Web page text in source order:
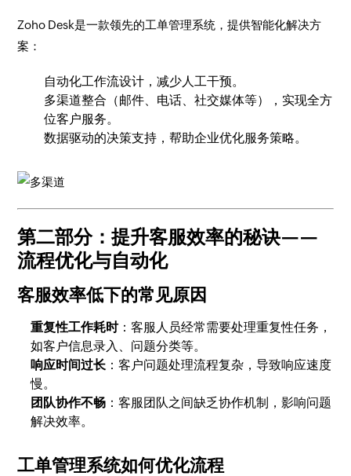
Zoho Desk是一款领先的工单管理系统，提供智能化解决方
案：
自动化工作流设计，减少人工干预。
多渠道整合（邮件、电话、社交媒体等），实现全方
位客户服务。
数据驱动的决策支持，帮助企业优化服务策略。
第二部分：提升客服效率的秘诀——
流程优化与自动化
客服效率低下的常见原因
重复性工作耗时：客服人员经常需要处理重复性任务，
如客户信息录入、问题分类等。
响应时间过长 ：客户问题处理流程复杂，导致响应速度
慢。
团队协作不畅 ：客服团队之间缺乏协作机制，影响问题
解决效率。
工单管理系统如何优化流程